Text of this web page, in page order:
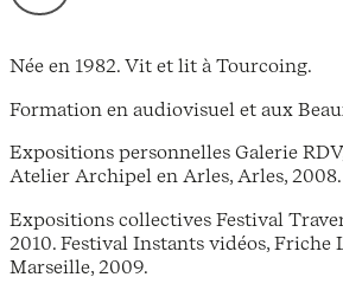
Née en 1982. Vit et lit à Tourcoing.
Formation en audiovisuel et aux
Expositions personnelles Galerie
Atelier Archipel en Arles, Arles, 2008.
Expositions collectives Festival
2010. Festival Instants vidéos, Friche
Marseille, 2009.